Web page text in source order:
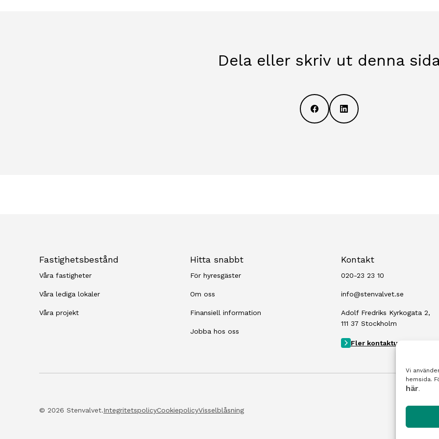
Vi
hemsida.
här.
Dela eller skriv ut denna
Fastighetsbestånd
Våra fastigheter
Våra lediga lokaler
Våra projekt
Hitta snabbt
För hyresgäster
Om oss
Finansiell information
Jobba hos oss
Kontakt
020-23 23 10
info@stenvalvet.se
Adolf Fredriks Kyrkogata 2,
111 37 Stockholm
Fler kontaktuppgifter
© 2026 Stenvalvet.IntegritetspolicyCookiepolicyVisselblåsning